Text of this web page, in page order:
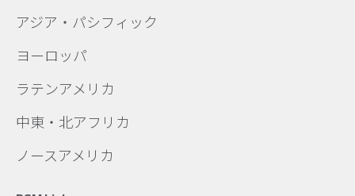
アジア・パシフィック
ヨーロッパ
ラテンアメリカ
中東・北アフリカ
ノースアメリカ